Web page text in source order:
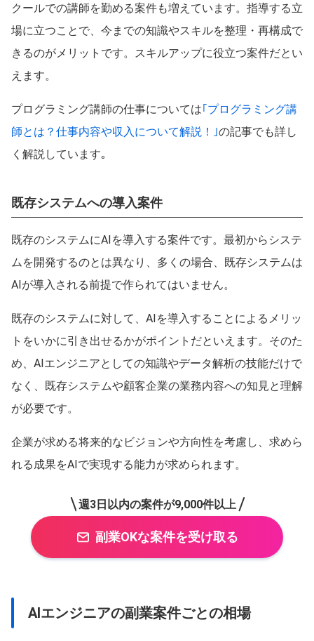
クールでの講師を勤める案件も増えています。指導する立
場に立つことで、今までの知識やスキルを整理・再構成で
きるのがメリットです。スキルアップに役立つ案件だとい
えます。
プログラミング講師の仕事については｢プログラミング講
師とは？仕事内容や収入について解説！｣の記事でも詳し
く解説しています｡
既存システムへの導入案件
既存のシステムにAIを導入する案件です。最初からシステ
ムを開発するのとは異なり、多くの場合、既存システムは
AIが導入される前提で作られてはいません。
既存のシステムに対して、AIを導入することによるメリッ
トをいかに引き出せるかがポイントだといえます。そのた
め、AIエンジニアとしての知識やデータ解析の技能だけで
なく、既存システムや顧客企業の業務内容への知見と理解
が必要です。
企業が求める将来的なビジョンや方向性を考慮し、求めら
れる成果をAIで実現する能力が求められます。
週3日以内の案件が9,000件以上
副業OKな案件を受け取る
AIエンジニアの副業案件ごとの相場